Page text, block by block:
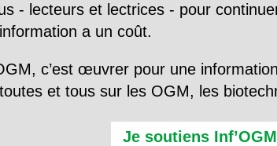
- lecteurs et lectrices - pour
a un coût.
c’est œuvrer pour une
et tous sur les OGM, les
Je soutiens Inf’OGM